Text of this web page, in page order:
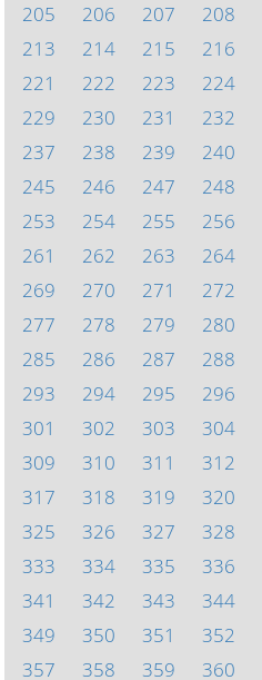
205
206 207 208
213
214 215 216
221
222 223 224
229
230 231 232
237
238 239 240
245
246 247 248
253
254 255 256
261
262 263 264
269
270 271 272
277
278 279 280
285
286 287 288
293
294 295 296
301
302 303 304
309
310 311 312
317
318 319 320
325
326 327 328
333
334 335 336
341
342 343 344
349
350 351 352
357
358 359 360